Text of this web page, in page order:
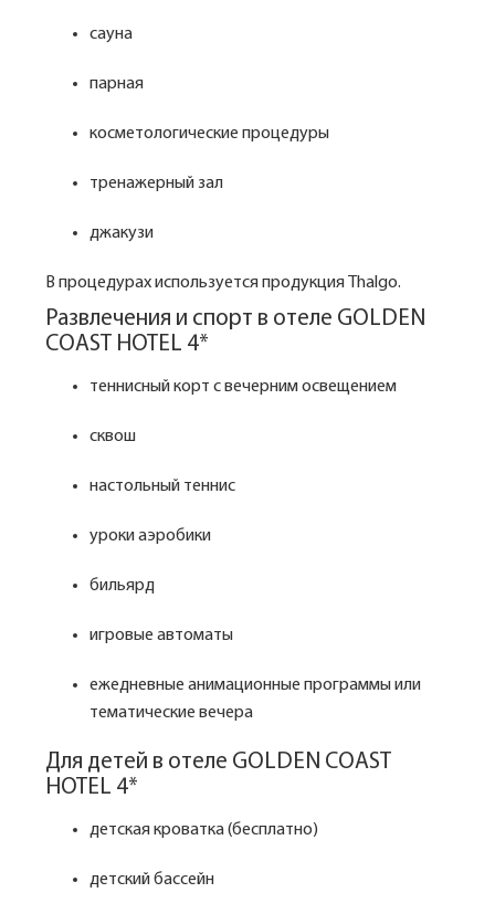
сауна
парная
косметологические процедуры
тренажерный зал
джакузи
В процедурах используется продукция Thalgo.
Развлечения и спорт в отеле GOLDEN
COAST HOTEL 4*
теннисный корт с вечерним освещением
сквош
настольный теннис
уроки аэробики
бильярд
игровые автоматы
ежедневные анимационные программы или
тематические вечера
Для детей в отеле GOLDEN COAST
HOTEL 4*
детская кроватка (бесплатно)
детский бассейн